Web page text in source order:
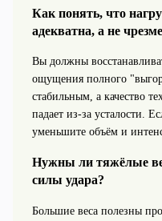
Как понять, что
адекватна, а не
Вы должны
ощущения полного
стабильным, а качество
падает из-за усталости.
уменьшите объём и
Нужны ли тяжёлые
силы удара?
Большие веса полезны